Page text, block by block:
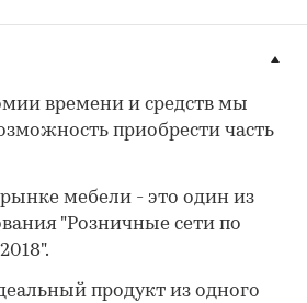
времени и средств мы
приобрести часть
мебели - это один из
"Розничные сети по
продукт из одного